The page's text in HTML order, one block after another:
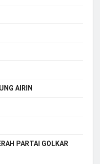
AIRIN
PARTAI GOLKAR